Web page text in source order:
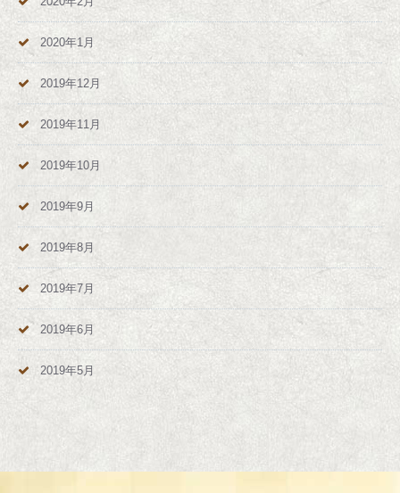
2020年1月
2019年12月
2019年11月
2019年10月
2019年9月
2019年8月
2019年7月
2019年6月
2019年5月